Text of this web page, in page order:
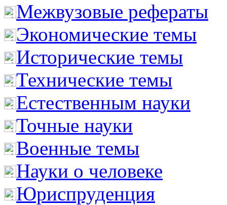
Межвузовые рефераты
Экономические темы
Исторические темы
Технические темы
Естественным науки
Точные науки
Военные темы
Науки о человеке
Юриспруденция